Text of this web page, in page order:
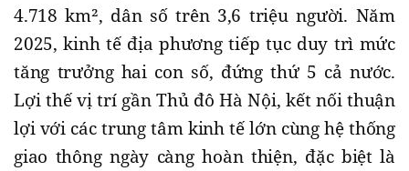
4.718 km², dân số trên 3,6 triệu người. Năm
2025, kinh tế địa phương tiếp tục duy trì mức
tăng trưởng hai con số, đứng thứ 5 cả nước.
Lợi thế vị trí gần Thủ đô Hà Nội, kết nối thuận
lợi với các trung tâm kinh tế lớn cùng hệ thống
giao thông ngày càng hoàn thiện, đặc biệt là